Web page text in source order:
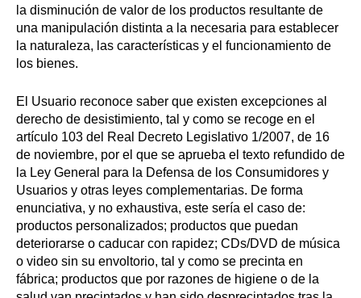
la disminución de valor de los productos resultante de
una manipulación distinta a la necesaria para establecer
la naturaleza, las características y el funcionamiento de
los bienes.
El Usuario reconoce saber que existen excepciones al
derecho de desistimiento, tal y como se recoge en el
artículo 103 del Real Decreto Legislativo 1/2007, de 16
de noviembre, por el que se aprueba el texto refundido de
la Ley General para la Defensa de los Consumidores y
Usuarios y otras leyes complementarias. De forma
enunciativa, y no exhaustiva, este sería el caso de:
productos personalizados; productos que puedan
deteriorarse o caducar con rapidez; CDs/DVD de música
o video sin su envoltorio, tal y como se precinta en
fábrica; productos que por razones de higiene o de la